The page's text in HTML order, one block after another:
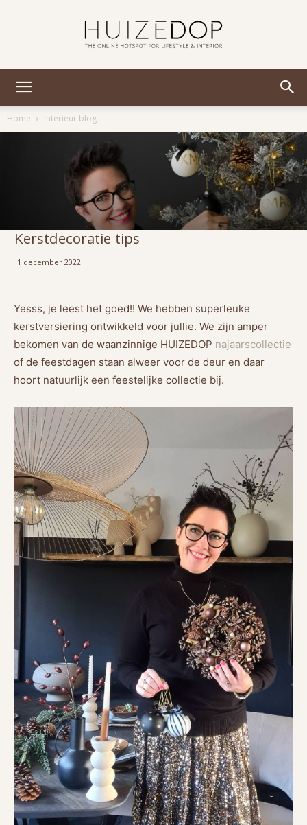
Home
Interieur blog
Kerstdecoratie tips
1 december 2022
Yesss, je leest het goed!! We hebben superleuke
kerstversiering ontwikkeld voor jullie. We zijn amper
bekomen van de waanzinnige HUIZEDOP najaarscollectie
of de feestdagen staan alweer voor de deur en daar
hoort natuurlijk een feestelijke collectie bij.